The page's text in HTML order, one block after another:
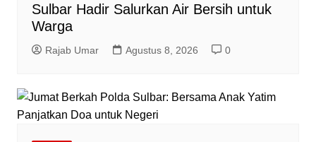
Sulbar Hadir Salurkan Air Bersih untuk
Warga
Rajab Umar Agustus 8, 2026 0